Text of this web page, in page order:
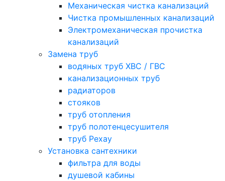
Механическая чистка канализаций
Чистка промышленных канализаций
Электромеханическая прочистка
канализаций
Замена труб
водяных труб ХВС / ГВС
канализационных труб
радиаторов
стояков
труб отопления
труб полотенцесушителя
труб Рехау
Установка сантехники
фильтра для воды
душевой кабины